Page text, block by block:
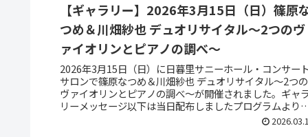
【ギャラリー】2026年3月15日（日）篠原
つめ＆川畑紗也 デュオリサイタル～2つのヴ
ァイオリンとピアノの調べ～
2026年3月15日（日）に日暮里サニーホール・コンサー
サロンで篠原なつめ＆川畑紗也 デュオリサイタル～2つの
ヴァイオリンとピアノの調べ～が開催されました。ギャ
リーメッセージ以下は当日配布しましたプログラムより